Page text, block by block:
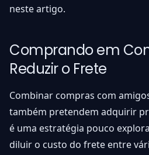
neste artigo.
Comprando em
Reduzir o Frete
Combinar compras com
também pretendem adquirir
é uma estratégia pouco
diluir o custo do frete entre